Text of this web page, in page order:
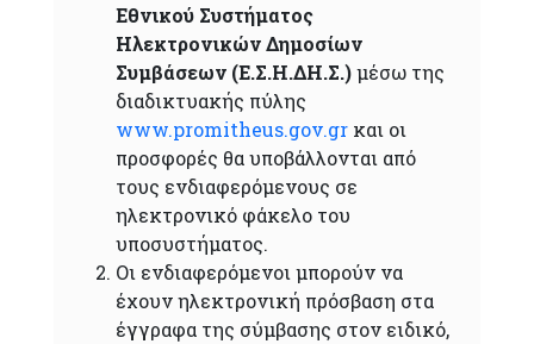
Εθνικού Συστήματος
Ηλεκτρονικών Δημοσίων
Συμβάσεων (Ε.Σ.Η.ΔΗ.Σ.)μέσω της
διαδικτυακής πύλης
www.promitheus.gov.grκαι οι
προσφορές θα υποβάλλονται από
τους ενδιαφερόμενους σε
ηλεκτρονικό φάκελο του
υποσυστήματος.
Οι ενδιαφερόμενοι μπορούν να
έχουν ηλεκτρονική πρόσβαση στα
έγγραφα της σύμβασης στον ειδικό,